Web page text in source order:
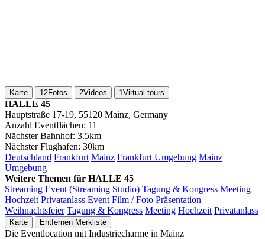
Karte 12Fotos 2Videos 1Virtual tours
HALLE 45
Hauptstraße 17-19, 55120 Mainz, Germany
Anzahl Eventflächen: 11
Nächster Bahnhof: 3.5km
Nächster Flughafen: 30km
Deutschland Frankfurt Mainz Frankfurt Umgebung Mainz
Umgebung
Weitere Themen für HALLE 45
Streaming Event (Streaming Studio) Tagung & Kongress Meeting
Hochzeit Privatanlass Event Film / Foto Präsentation
Weihnachtsfeier Tagung & Kongress Meeting Hochzeit Privatanlass
Karte Entfernen Merkliste
Die Eventlocation mit Industriecharme in Mainz